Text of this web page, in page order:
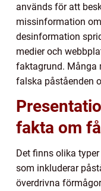
används för att
missinformation
desinformation
medier och
faktagrund. Många
falska påståenden
fakta om
Det finns olika
som inkluderar
överdrivna